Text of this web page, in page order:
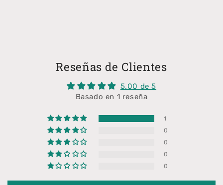
Reseñas de Clientes
5.00 de 5
Basado en 1 reseña
1
0
0
0
0